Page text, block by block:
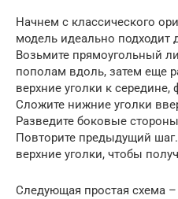
Начнем с классического
модель идеально подходит
Возьмите прямоугольный
пополам вдоль, затем еще
верхние уголки к середине,
Сложите нижние уголки
Разведите боковые
Повторите предыдущий
верхние уголки, чтобы
Следующая простая схема